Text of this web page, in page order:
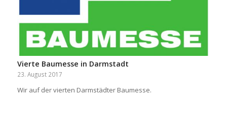
Vierte Baumesse in Darmstadt
23. August 2017
Wir auf der vierten Darmstädter Baumesse.